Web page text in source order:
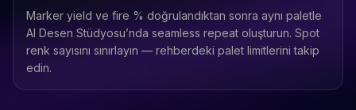
Marker yield ve fire % doğrulandıktan sonra aynı paletle
AI Desen Stüdyosu’nda seamless repeat oluşturun. Spot
renk sayısını sınırlayın — rehberdeki palet limitlerini takip
edin.